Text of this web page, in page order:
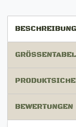
BEWERTUNGEN